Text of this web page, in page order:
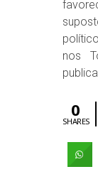
nos
0
SHARES